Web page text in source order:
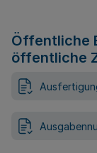
Öffentliche
öffentliche